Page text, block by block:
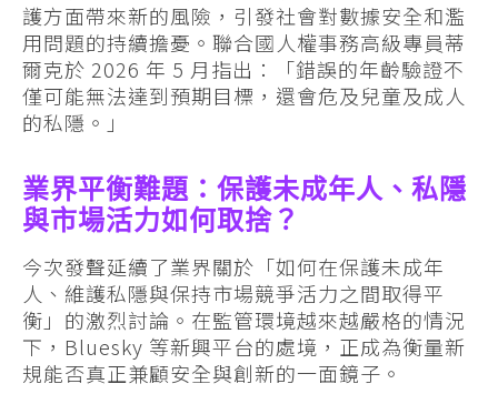
護方面帶來新的風險，引發社會對數據安全和濫
用問題的持續擔憂。聯合國人權事務高級專員蒂
爾克於 2026 年 5 月指出：「錯誤的年齡驗證不
僅可能無法達到預期目標，還會危及兒童及成人
的私隱。」
業界平衡難題：保護未成年人、私隱
與市場活力如何取捨？
今次發聲延續了業界關於「如何在保護未成年
人、維護私隱與保持市場競爭活力之間取得平
衡」的激烈討論。在監管環境越來越嚴格的情況
下，Bluesky 等新興平台的處境，正成為衡量新
規能否真正兼顧安全與創新的一面鏡子。